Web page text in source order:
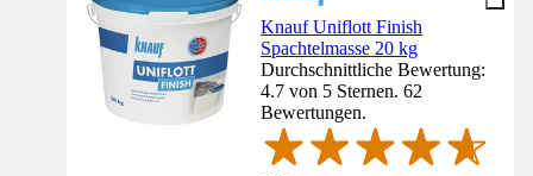
Knauf Uniflott Finish
Spachtelmasse 20 kg
Durchschnittliche Bewertung:
4.7 von 5 Sternen. 62
Bewertungen.